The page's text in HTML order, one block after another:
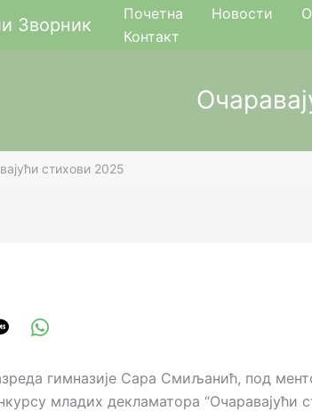
Зворник
Почетна Новости
Контакт
стихови 2025
гимназије Сара Смиљанић, под
младих декламатора “Очаравајући